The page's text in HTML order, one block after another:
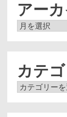
アー
ア
カテ
カ